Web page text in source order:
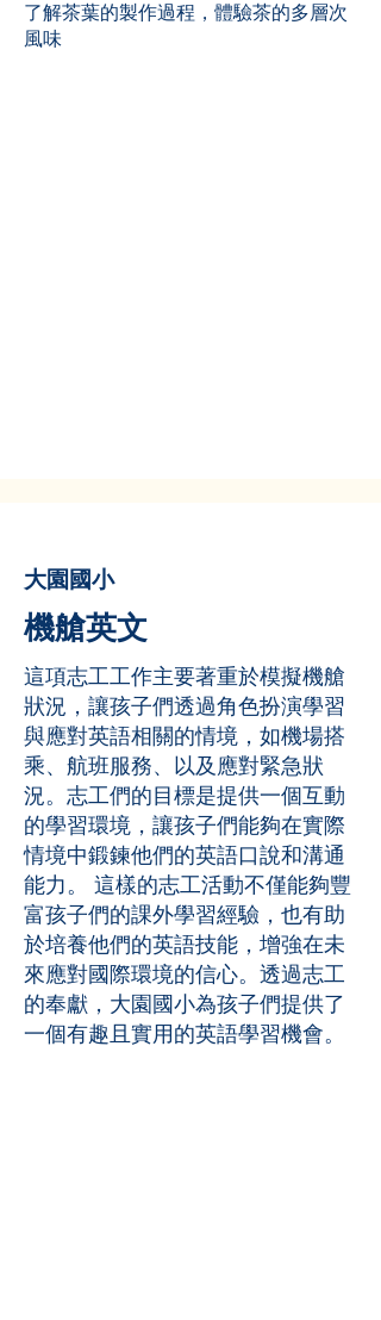
了解茶葉的製作過程，體驗茶的多層次
風味
大園國小
機艙英文
這項志工工作主要著重於模擬機艙
狀況，讓孩子們透過角色扮演學習
與應對英語相關的情境，如機場搭
乘、航班服務、以及應對緊急狀
況。志工們的目標是提供一個互動
的學習環境，讓孩子們能夠在實際
情境中鍛鍊他們的英語口說和溝通
能力。 這樣的志工活動不僅能夠豐
富孩子們的課外學習經驗，也有助
於培養他們的英語技能，增強在未
來應對國際環境的信心。透過志工
的奉獻，大園國小為孩子們提供了
一個有趣且實用的英語學習機會。